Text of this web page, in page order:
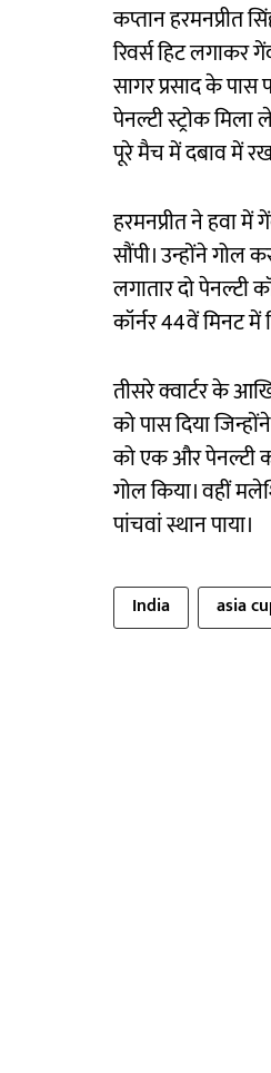
कप्तान हरमनप्रीत
रिवर्स हिट
सागर प्रसाद के
पेनल्टी स्ट्रोक
पूरे मैच में दबाव में
हरमनप्रीत ने हवा
सौंपी। उन्होंने गोल
लगातार दो पेनल्टी
कॉर्नर 44वें मिनट
तीसरे क्वार्टर के
को पास दिया
को एक और पेनल्टी
गोल किया। वहीं
पांचवां स्थान पाया।
India asia